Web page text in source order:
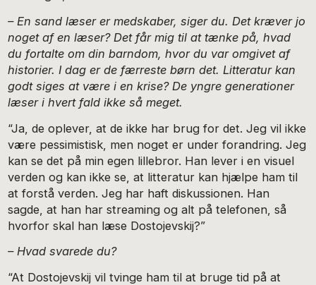
– En sand læser er medskaber, siger du. Det kræver jo
noget af en læser? Det får mig til at tænke på, hvad
du fortalte om din barndom, hvor du var omgivet af
historier. I dag er de færreste børn det. Litteratur kan
godt siges at være i en krise? De yngre generationer
læser i hvert fald ikke så meget.
“Ja, de oplever, at de ikke har brug for det. Jeg vil ikke
være pessimistisk, men noget er under forandring. Jeg
kan se det på min egen lillebror. Han lever i en visuel
verden og kan ikke se, at litteratur kan hjælpe ham til
at forstå verden. Jeg har haft diskussionen. Han
sagde, at han har streaming og alt på telefonen, så
hvorfor skal han læse Dostojevskij?”
– Hvad svarede du?
“At Dostojevskij vil tvinge ham til at bruge tid på at